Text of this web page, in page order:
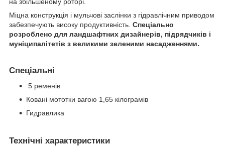
Міцна конструкція і мульчові заслінки з гідравлічним приводом
забезпечують високу продуктивність. Спеціально
розроблено для ландшафтних дизайнерів, підрядчиків і
муніципалітетів з великими зеленими насадженнями.
Спеціальні
5 ременів
Ковані мототки вагою 1,65 кілограмів
Гидравлика
Технічні характеристики